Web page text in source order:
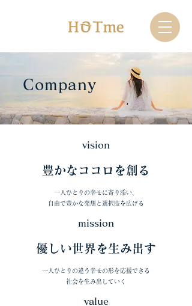
Company
vision
豊かなココロを創る
一人ひとりの幸せに寄り添い、
​自由で豊かな発想と選択肢を広げる​
mission
優しい世界を生み出す
一人ひとりの違う幸せの形を応援できる
社会を生み出していく
value